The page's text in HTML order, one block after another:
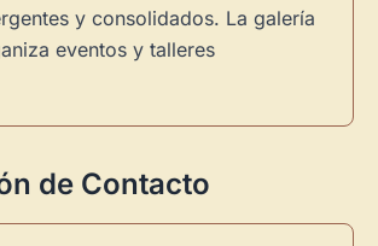
y consolidados. La galería
eventos y talleres
de Contacto